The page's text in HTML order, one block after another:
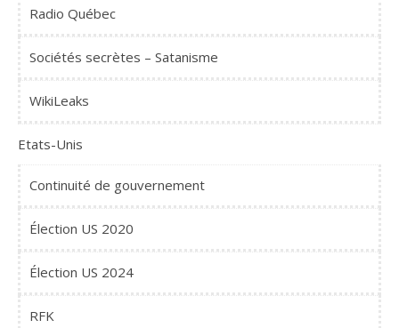
Radio Québec
Sociétés secrètes – Satanisme
WikiLeaks
Etats-Unis
Continuité de gouvernement
Élection US 2020
Élection US 2024
RFK